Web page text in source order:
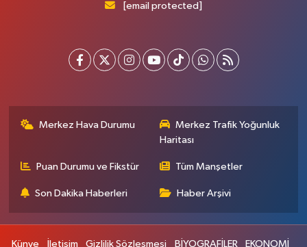
[email protected]
Merkez Hava Durumu
Merkez Trafik Yoğunluk
Haritası
Puan Durumu ve Fikstür Tüm Manşetler
Son Dakika Haberleri Haber Arşivi
Künye İletişim Gizlilik Sözleşmesi BİYOGRAFİLER EKONOMİ